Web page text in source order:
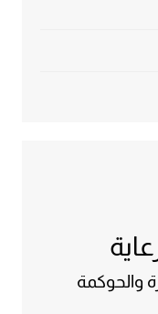
والحوكمة